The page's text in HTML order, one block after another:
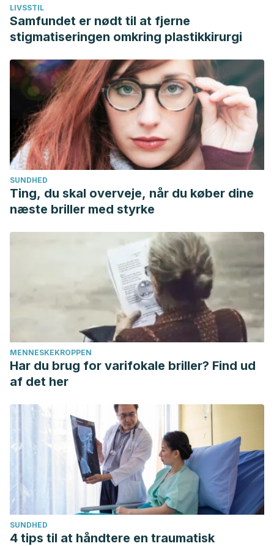
LIVSSTIL
Samfundet er nødt til at fjerne
stigmatiseringen omkring plastikkirurgi
SUNDHED
Ting, du skal overveje, når du køber dine
næste briller med styrke
MENNESKEKROPPEN
Har du brug for varifokale briller? Find ud
af det her
SUNDHED
4 tips til at håndtere en traumatisk